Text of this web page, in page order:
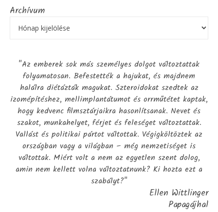
Archívum
"Az emberek sok más személyes dolgot változtattak
folyamatosan. Befestették a hajukat, és majdnem
halálra diétázták magukat. Szteroidokat szedtek az
izomépítéshez, mellimplantátumot és orrműtétet kaptak,
hogy kedvenc filmsztárjaikra hasonlítsanak. Nevet és
szakot, munkahelyet, férjet és feleséget változtattak.
Vallást és politikai pártot váltottak. Végigköltöztek az
országban vagy a világban – még nemzetiséget is
váltottak. Miért volt a nem az egyetlen szent dolog,
amin nem kellett volna változtatnunk? Ki hozta ezt a
szabályt?"
Ellen Wittlinger
Papagájhal